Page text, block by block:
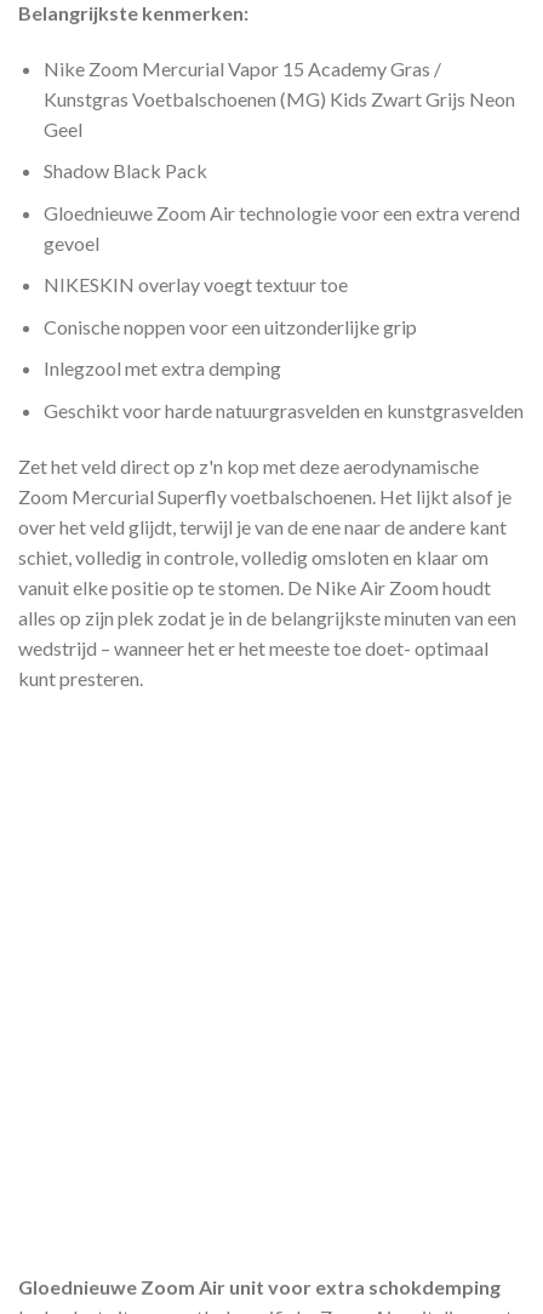
Belangrijkste kenmerken:
Nike Zoom Mercurial Vapor 15 Academy Gras /
Kunstgras Voetbalschoenen (MG) Kids Zwart Grijs Neon
Geel
Shadow Black Pack
Gloednieuwe Zoom Air technologie voor een extra verend
gevoel
NIKESKIN overlay voegt textuur toe
Conische noppen voor een uitzonderlijke grip
Inlegzool met extra demping
Geschikt voor harde natuurgrasvelden en kunstgrasvelden
Zet het veld direct op z'n kop met deze aerodynamische
Zoom Mercurial Superfly voetbalschoenen. Het lijkt alsof je
over het veld glijdt, terwijl je van de ene naar de andere kant
schiet, volledig in controle, volledig omsloten en klaar om
vanuit elke positie op te stomen. De Nike Air Zoom houdt
alles op zijn plek zodat je in de belangrijkste minuten van een
wedstrijd – wanneer het er het meeste toe doet- optimaal
kunt presteren.
Gloednieuwe Zoom Air unit voor extra schokdemping